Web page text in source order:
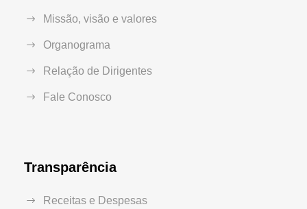
Missão, visão e valores
Organograma
Relação de Dirigentes
Fale Conosco
Transparência
Receitas e Despesas